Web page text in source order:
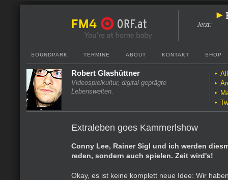
Jetzt:
SOUNDPARK TERMINE ABOUT KONTAKT SHOP
Robert Glashüttner
Videospielkultur, digital geprägte
Lebenswelten.
Extraleben goes Kammerlshow
Conny Lee, Rainer Sigl und ich werden
reden, sondern auch spielen. Zeit wird's!
Okay, es ist keine komplett neue Idee: Wir